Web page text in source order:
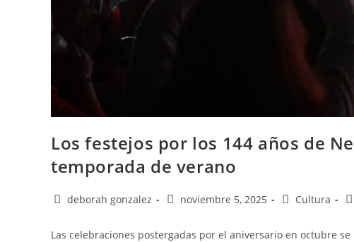
Los festejos por los 144 años de
temporada de verano
deborah gonzalez noviembre 5, 2025 Cultura
Las celebraciones postergadas por el aniversario en octubre